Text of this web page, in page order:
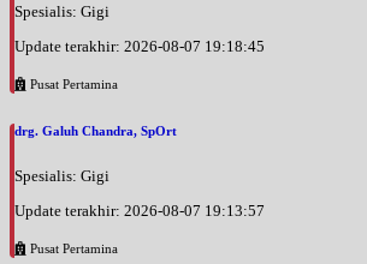
Spesialis: Gigi
Update terakhir: 2026-08-07 19:18:45
Pusat Pertamina
drg. Galuh Chandra, SpOrt
Spesialis: Gigi
Update terakhir: 2026-08-07 19:13:57
Pusat Pertamina